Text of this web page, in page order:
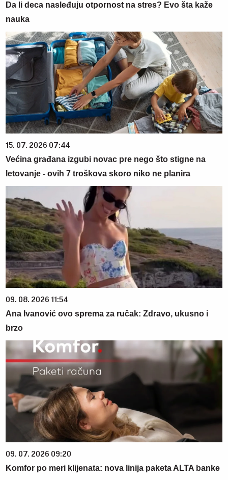
Da li deca nasleđuju otpornost na stres? Evo šta kaže
nauka
15. 07. 2026 07:44
Većina građana izgubi novac pre nego što stigne na
letovanje - ovih 7 troškova skoro niko ne planira
09. 08. 2026 11:54
Ana Ivanović ovo sprema za ručak: Zdravo, ukusno i
brzo
09. 07. 2026 09:20
Komfor po meri klijenata: nova linija paketa ALTA banke